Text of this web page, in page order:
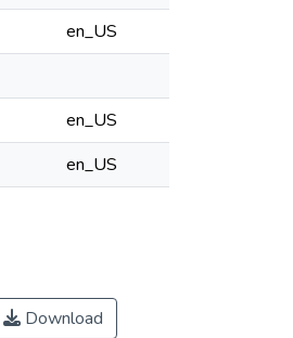
en_US
en_US
en_US
Download